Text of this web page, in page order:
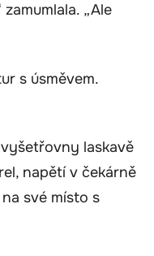
„Ale
s úsměvem.
laskavě
napětí v čekárně
své místo s